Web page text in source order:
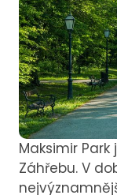
Maksimir
Záhřebu. V